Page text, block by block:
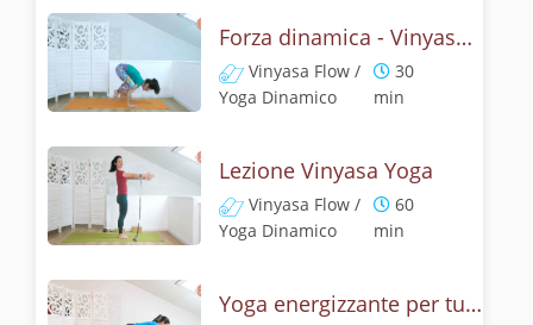
Forza dinamica - Vinyasa yoga con il corvo
Vinyasa Flow /
Yoga Dinamico
30
min
Lezione Vinyasa Yoga
Vinyasa Flow /
Yoga Dinamico
60
min
Yoga energizzante per tutto il corpo - Senza polsi